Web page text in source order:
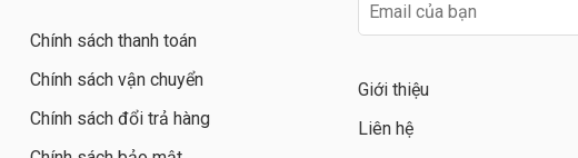
Chính sách thanh toán
Chính sách vận chuyển
Chính sách đổi trả hàng
Giới thiệu
Liên hệ